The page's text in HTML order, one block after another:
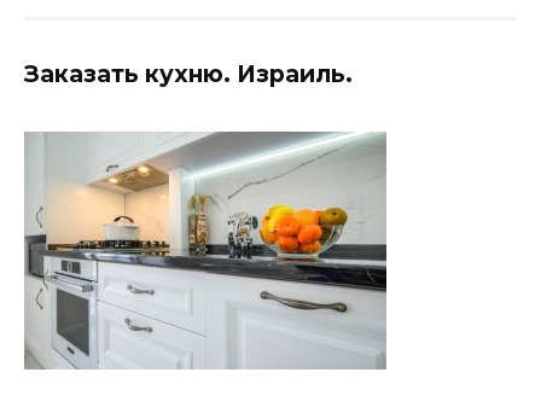
Заказать кухню. Израиль.